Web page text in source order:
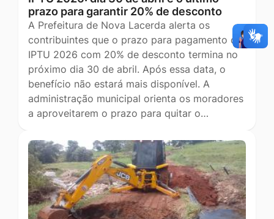
prazo para garantir 20% de desconto
A Prefeitura de Nova Lacerda alerta os
contribuintes que o prazo para pagamento do
IPTU 2026 com 20% de desconto termina no
próximo dia 30 de abril. Após essa data, o
benefício não estará mais disponível. A
administração municipal orienta os moradores
a aproveitarem o prazo para quitar o…